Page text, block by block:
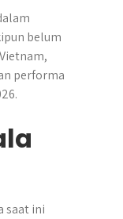
belum
performa
saat ini